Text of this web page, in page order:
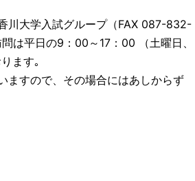
川大学入試グループ（FAX 087-832-
は平日の9：00～17：00 （土曜日、
ます｡
ますので、その場合にはあしからず